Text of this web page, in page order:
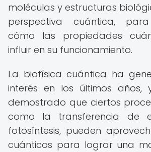
moléculas y estructuras
perspectiva cuántica,
cómo las propiedades
influir en su funcionamiento.
La biofísica cuántica ha
interés en los últimos
demostrado que ciertos
como la transferencia de
fotosíntesis, pueden
cuánticos para lograr una